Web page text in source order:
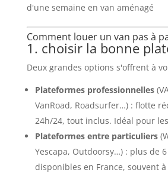
d'une semaine en van aménagé
Comment louer un van pas à
1. choisir la bonne
Deux grandes options s'offrent à
Plateformes professionnelles
VanRoad, Roadsurfer…) : flotte
24h/24, tout inclus. Idéal pour
Plateformes entre particuliers
Yescapa, Outdoorsy…) : plus de
disponibles en France, souvent